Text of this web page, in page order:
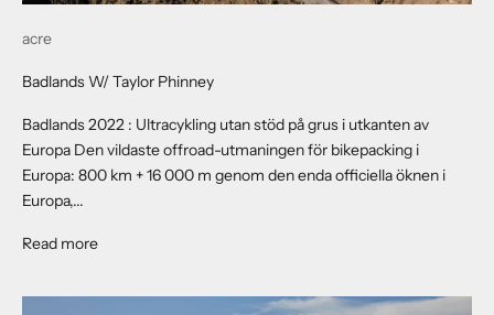
acre
Badlands W/ Taylor Phinney
Badlands 2022 : Ultracykling utan stöd på grus i utkanten av
Europa Den vildaste offroad-utmaningen för bikepacking i
Europa: 800 km + 16 000 m genom den enda officiella öknen i
Europa,...
Read moreAbout Badlands W/ Taylor Phinney